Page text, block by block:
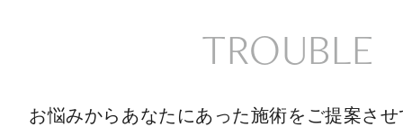
TROUBLE
お悩みからあなたにあった施術をご提案さ